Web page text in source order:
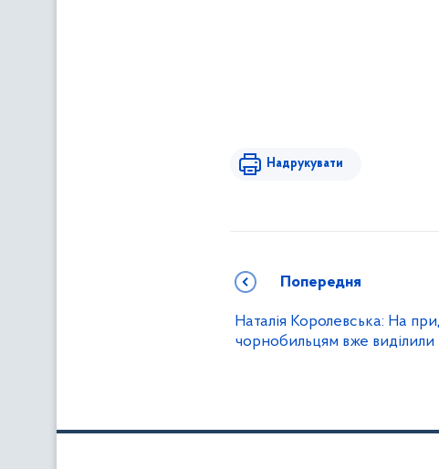
Надрукувати
Попередня
Наталія Королевська: На
чорнобильцям вже